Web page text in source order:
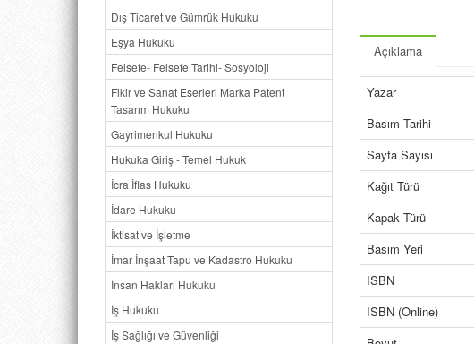
Dış Ticaret ve Gümrük Hukuku
Eşya Hukuku
Felsefe- Felsefe Tarihi- Sosyoloji
Fikir ve Sanat Eserleri Marka Patent
Tasarım Hukuku
Gayrimenkul Hukuku
Hukuka Giriş - Temel Hukuk
İcra İflas Hukuku
İdare Hukuku
İktisat ve İşletme
İmar İnşaat Tapu ve Kadastro Hukuku
İnsan Hakları Hukuku
İş Hukuku
İş Sağlığı ve Güvenliği
Açıklama
Yazar
Basım Tarihi
Sayfa Sayısı
Kağıt Türü
Kapak Türü
Basım Yeri
ISBN
ISBN (Online)